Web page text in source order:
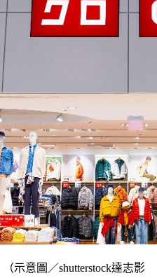
示意圖／shutterstock達志影